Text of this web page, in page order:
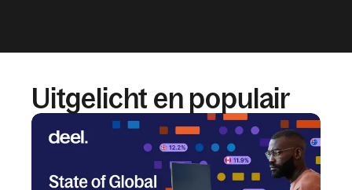
Uitgelicht en populair